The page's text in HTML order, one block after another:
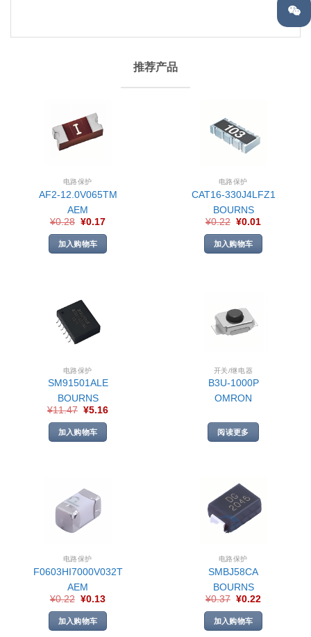
推荐产品
电路保护
AF2-12.0V065TM
AEM
¥0.28 ¥0.17
加入购物车
电路保护
CAT16-330J4LFZ1
BOURNS
¥0.22 ¥0.01
加入购物车
电路保护
SM91501ALE
BOURNS
¥11.47 ¥5.16
加入购物车
开关/继电器
B3U-1000P
OMRON
阅读更多
电路保护
F0603HI7000V032T
AEM
¥0.22 ¥0.13
加入购物车
电路保护
SMBJ58CA
BOURNS
¥0.37 ¥0.22
加入购物车